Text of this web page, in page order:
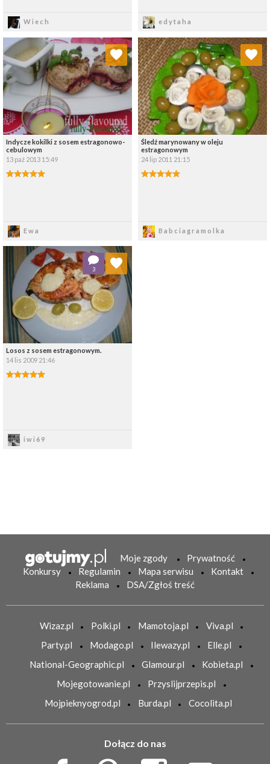
Wiech edytaha
Indycze kokilki z sosem estragonowo-
cebulowym
13 paź 2013 15:49
Ewa
Dodaj do ulubionych
Wybierz listę:
Śledź marynowany w oleju
estragonowym
24 lip 2011 21:15
Babciagramolka
Dodaj do ulubionych
Wybierz listę:
Losos z sosem estragonowym.
14 lis 2009 21:46
iwi69
3
Dodaj do ulubionych
Wybierz listę:
Moje zgody
Prywatność
Konkursy
Regulamin Mapa serwisu
Kontakt
Reklama
DSA/Zgłoś treść
Wizaz.pl Polki.pl Mamotoja.pl
Viva.pl
Party.pl
Modago.pl Ilewazy.pl
Elle.pl
National-Geographic.pl
Glamour.pl
Kobieta.pl
Mojegotowanie.pl
Przyslijprzepis.pl
Mojpieknyogrod.pl
Burda.pl Cocolita.pl
Dołącz do nas